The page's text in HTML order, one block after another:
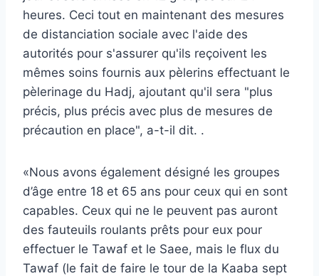
heures. Ceci tout en maintenant des mesures
de distanciation sociale avec l'aide des
autorités pour s'assurer qu'ils reçoivent les
mêmes soins fournis aux pèlerins effectuant le
pèlerinage du Hadj, ajoutant qu'il sera "plus
précis, plus précis avec plus de mesures de
précaution en place", a-t-il dit. .
«Nous avons également désigné les groupes
d’âge entre 18 et 65 ans pour ceux qui en sont
capables. Ceux qui ne le peuvent pas auront
des fauteuils roulants prêts pour eux pour
effectuer le Tawaf et le Saee, mais le flux du
Tawaf (le fait de faire le tour de la Kaaba sept